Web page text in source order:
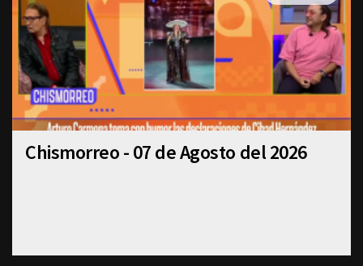
Chismorreo - 07 de Agosto del 2026